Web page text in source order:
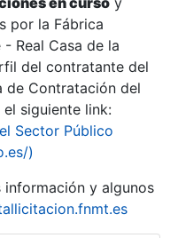
por la Fábrica
Real Casa de la
del contratante del
de Contratación del
siguiente link:
Sector Público
)
información y algunos